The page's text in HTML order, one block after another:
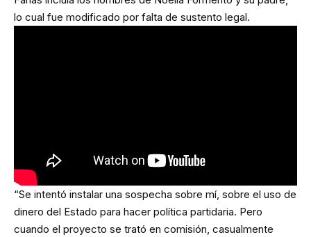
lo cual fue modificado por falta de sustento legal.
“Se intentó instalar una sospecha sobre mí, sobre el uso de
dinero del Estado para hacer política partidaria. Pero
cuando el proyecto se trató en comisión, casualmente